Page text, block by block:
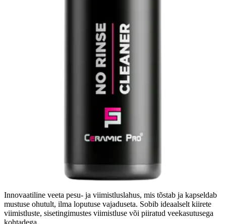
Innovaatiline veeta pesu- ja viimistluslahus, mis tõstab ja kapseldab
mustuse ohutult, ilma loputuse vajaduseta. Sobib ideaalselt kiirete
viimistluste, sisetingimustes viimistluse või piiratud veekasutusega